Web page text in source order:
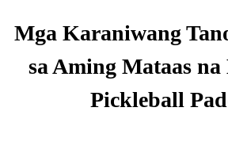
Mga Karaniwang
sa Aming Mataas na
Pickleball